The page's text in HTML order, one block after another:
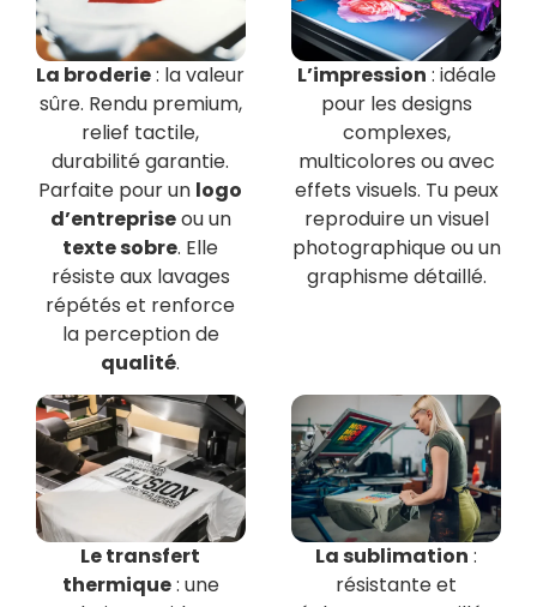
La broderie: la valeur
sûre. Rendu premium,
relief tactile,
durabilité garantie.
Parfaite pour un logo
d’entrepriseou un
texte sobre. Elle
résiste aux lavages
répétés et renforce
la perception de
qualité.
L’impression : idéale
pour les designs
complexes,
multicolores ou avec
effets visuels. Tu peux
reproduire un visuel
photographique ou un
graphisme détaillé.
Le transfert
thermique: une
La sublimation :
résistante et